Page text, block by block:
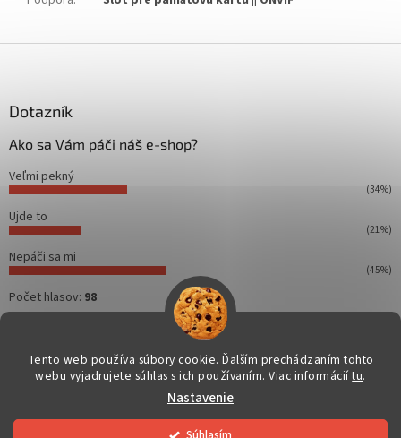
Tento web používa súbory cookie. Ďalším prechádzaním tohto
webu vyjadrujete súhlas s ich používaním. Viac informáciítu.
Nastavenie
Dotazník
Ako sa Vám páči náš e-shop?
Veľmi pekný
(34%)
Ujde to
(21%)
Nepáči sa mi
(45%)
Počet hlasov: 98
Vytvoril Shoptet
Dahuakamery.sk. Všetky práva vyhradené.